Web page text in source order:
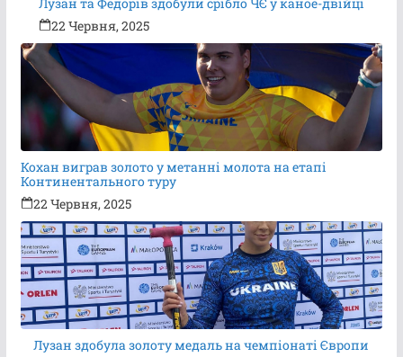
22 Червня, 2025
Кохан виграв золото у метанні молота на етапі
Континентального туру
22 Червня, 2025
Лузан здобула золоту медаль на чемпіонаті Європи